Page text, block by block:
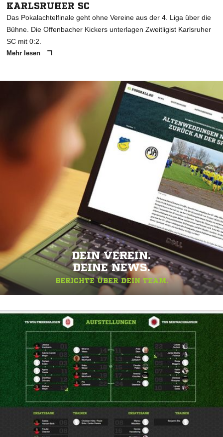
KARLSRUHER SC
Das Pokalachtelfinale geht ohne Vereine aus der 4. Liga über die
Bühne. Die Offenbacher Kickers unterlagen Zweitligist Karlsruher
SC mit 0:2.
Mehr lesen
DEIN VEREIN.
DEINE NEWS.
BERICHTE ÜBER DEIN TEAM.